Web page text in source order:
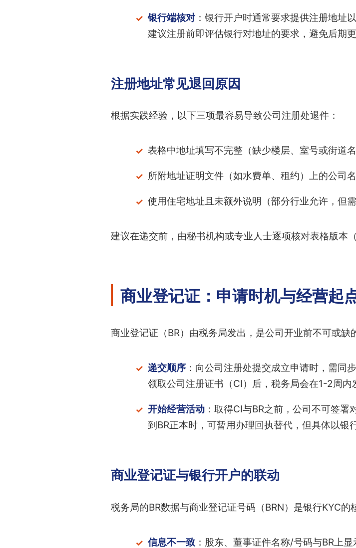
银行端核对：银行开户时通常要求提供注册地址
建议注册前即评估银行对地址的要求，避免后期更
注册地址常见退回原因
根据实践经验，以下三项最容易导致公司注册处退件：
表格中地址填写不完整（缺少楼层、室号或街道名
所附地址证明文件（如水费单、租约）上的公司
使用住宅地址且未额外说明（部分行业允许，但需
建议在递交前，由秘书机构或专业人士逐项核对表格版本
商业登记证：申请时机与经营起
商业登记证（BR）由税务局发出，是公司开业前不可或缺
递交顺序：向公司注册处提交成立申请时，需同
领取公司注册证书（CI）后，税务局会在1-2周内
开始经营活动：取得CI与BR之前，公司不可签署
到BR正本时，可暂用办理回执替代，但具体以银
商业登记证与银行开户的联动
税务局的BR数据与商业登记证号码（BRN）是银行KYC的
信息不一致：股东、董事证件名称/号码与BR上